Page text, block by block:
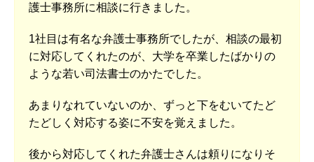
護士事務所に相談に行きました。
1社目は有名な弁護士事務所でしたが、相談の最初
に対応してくれたのが、大学を卒業したばかりの
ような若い司法書士のかたでした。
あまりなれていないのか、ずっと下をむいてたど
たどしく対応する姿に不安を覚えました。
後から対応してくれた弁護士さんは頼りになりそ